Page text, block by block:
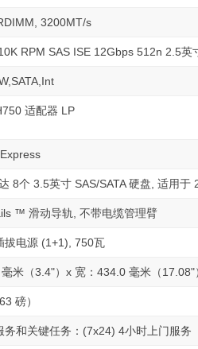
3200MT/s
RPM SAS ISE 12Gbps 512n 2.5英
适配器 LP
8个 3.5英寸 SAS/SATA 硬盘, 适用于
™ 滑动导轨, 不带电缆管理臂
拔电源 (1+1), 750瓦
米（3.4"）x 宽：434.0 毫米（17.08"
磅）
务和关键任务：(7x24) 4小时上门服务